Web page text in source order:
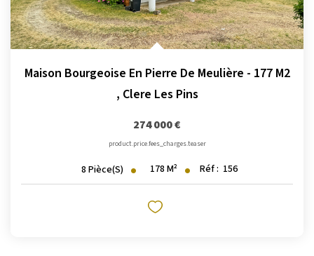
Maison Bourgeoise En Pierre De Meulière - 177 M2
, Clere Les Pins
274 000 €
product.price.fees_charges.teaser
8 Pièce(s) 178 M² Réf : 156